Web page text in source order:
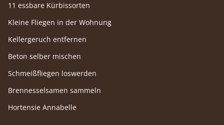
11 essbare Kürbissorten
Kleine Fliegen in der Wohnung
Kellergeruch entfernen
Beton selber mischen
Schmeißfliegen loswerden
Brennesselsamen sammeln
Hortensie Annabelle